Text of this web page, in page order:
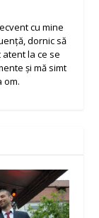
cu mine
dornic să
la ce se
și mă simt
om.